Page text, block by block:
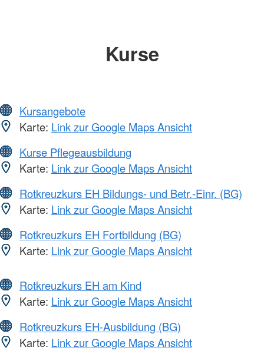
Kurse
Kursangebote
Karte: Link zur Google Maps Ansicht
Kurse Pflegeausbildung
Karte: Link zur Google Maps Ansicht
Rotkreuzkurs EH Bildungs- und Betr.-Einr. (BG)
Karte: Link zur Google Maps Ansicht
Rotkreuzkurs EH Fortbildung (BG)
Karte: Link zur Google Maps Ansicht
Rotkreuzkurs EH am Kind
Karte: Link zur Google Maps Ansicht
Rotkreuzkurs EH-Ausbildung (BG)
Karte: Link zur Google Maps Ansicht